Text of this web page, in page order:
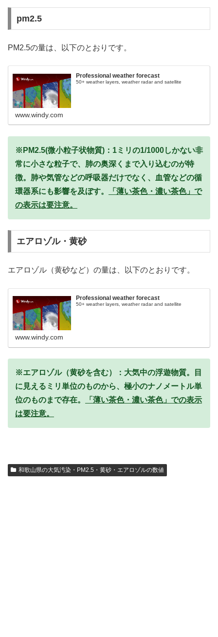
pm2.5
PM2.5の量は、以下のとおりです。
Professional weather forecast
50+ weather layers, weather radar and satellite
www.windy.com
※PM2.5(微小粒子状物質)：1ミリの1/1000しかない非
常に小さな粒子で、肺の奥深くまで入り込むのが特
徴。肺や気管などの呼吸器だけでなく、血管などの循
環器系にも影響を及ぼす。
「薄い茶色・濃い茶色」で
の表示は要注意。
エアロゾル・黄砂
エアロゾル（黄砂など）の量は、以下のとおりです。
Professional weather forecast
50+ weather layers, weather radar and satellite
www.windy.com
※エアロゾル（黄砂を含む）：大気中の浮遊物質。目
に見えるミリ単位のものから、極小のナノメートル単
位のものまで存在。
「薄い茶色・濃い茶色」での表示
は要注意。
和歌山県の大気汚染・PM2.5・黄砂・エアロゾルの数値